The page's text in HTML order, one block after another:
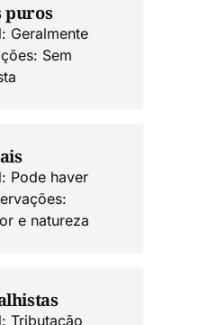
puros
Geralmente
Sem
Pode haver
e natureza
Tributação